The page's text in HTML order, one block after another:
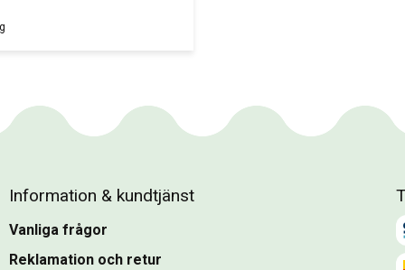
Information & kundtjänst
Vanliga frågor
Reklamation och retur